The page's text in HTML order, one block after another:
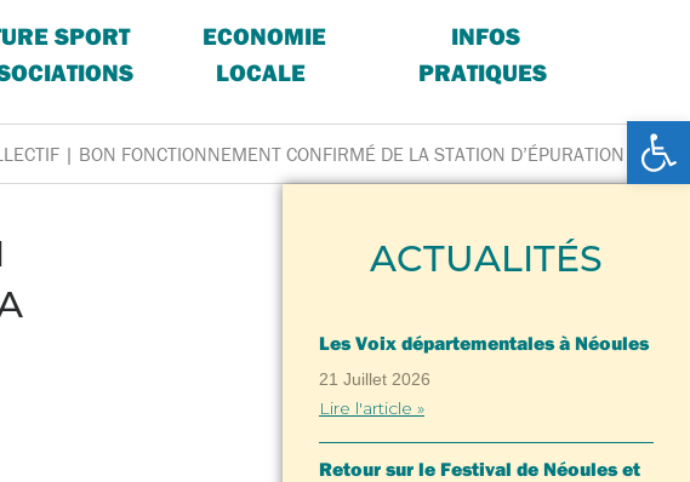
SPORT
ECONOMIE
LOCALE
INFOS
PRATIQUES
| BON FONCTIONNEMENT CONFIRMÉ DE LA STATION D’ÉPURATION
ACTUALITÉS
Les Voix départementales à Néoules
21 Juillet 2026
Lire l'article »
Retour sur le Festival de Néoules et